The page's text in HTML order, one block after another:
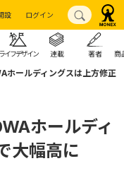
設 ログイン
ライフデザイン 連載 著者 商
ホールディングスは上方修正
ホールディ
大幅高に